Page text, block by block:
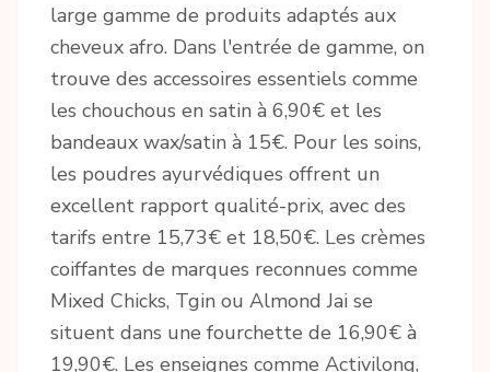
large gamme de produits adaptés aux
cheveux afro. Dans l'entrée de gamme, on
trouve des accessoires essentiels comme
les chouchous en satin à 6,90€ et les
bandeaux wax/satin à 15€. Pour les soins,
les poudres ayurvédiques offrent un
excellent rapport qualité-prix, avec des
tarifs entre 15,73€ et 18,50€. Les crèmes
coiffantes de marques reconnues comme
Mixed Chicks, Tgin ou Almond Jai se
situent dans une fourchette de 16,90€ à
19,90€. Les enseignes comme Activilong,